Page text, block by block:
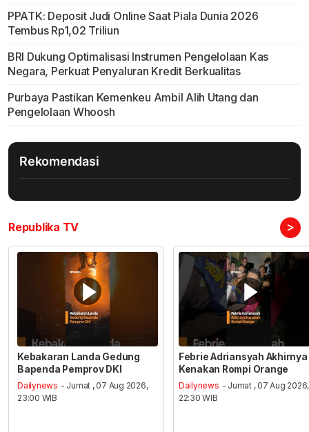
PPATK: Deposit Judi Online Saat Piala Dunia 2026
Tembus Rp1,02 Triliun
BRI Dukung Optimalisasi Instrumen Pengelolaan Kas
Negara, Perkuat Penyaluran Kredit Berkualitas
Purbaya Pastikan Kemenkeu Ambil Alih Utang dan
Pengelolaan Whoosh
Rekomendasi
Republika TV >
Kebakaran Landa Gedung
Bapenda Pemprov DKI
Dailynews - Jumat , 07 Aug 2026,
23:00 WIB
Febrie Adriansyah Akhirnya
Kenakan Rompi Orange
Dailynews - Jumat , 07 Aug 2026,
22:30 WIB